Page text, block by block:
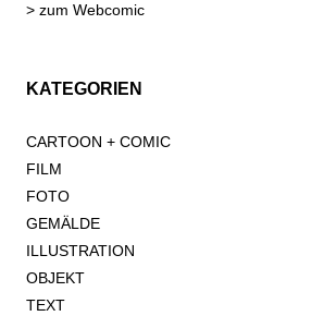
> zum Webcomic
KATEGORIEN
CARTOON + COMIC
FILM
FOTO
GEMÄLDE
ILLUSTRATION
OBJEKT
TEXT